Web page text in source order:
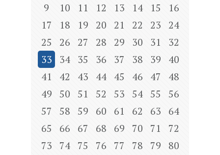
9
10 11 12 13 14 15
16
17
18 19 20 21 22 23
24
25
26 27 28 29 30 31
32
33
34 35 36 37 38 39
40
41
42 43 44 45 46 47
48
49
50 51 52 53 54 55
56
57
58 59 60 61 62 63
64
65
66 67 68 69 70 71
72
73
74 75 76 77 78 79
80